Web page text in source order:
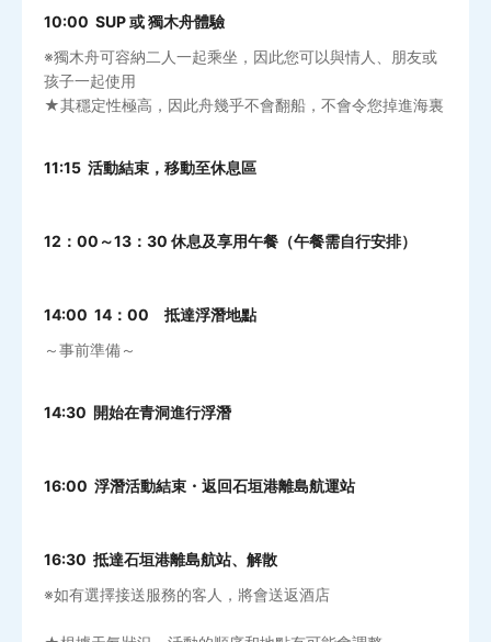
10:00 SUP 或 獨木舟體驗
※獨木舟可容納二人一起乘坐，因此您可以與情人、朋友或
孩子一起使用
★其穩定性極高，因此舟幾乎不會翻船，不會令您掉進海裏
11:15 活動結束，移動至休息區
12：00～13：30 休息及享用午餐（午餐需自行安排）
14:00 14：00 抵達浮潛地點
～事前準備～
14:30 開始在青洞進行浮潛
16:00 浮潛活動結束・返回石垣港離島航運站
16:30 抵達石垣港離島航站、解散
※如有選擇接送服務的客人，將會送返酒店